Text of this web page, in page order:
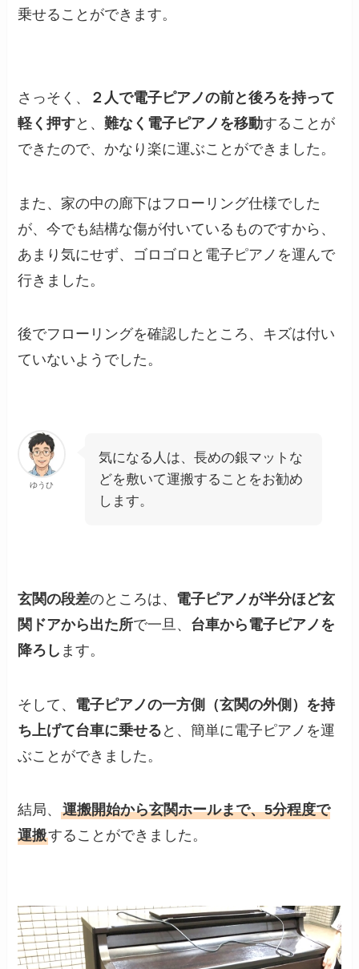
乗せることができます。
さっそく、
２人で電子ピアノの前と後ろを持って
軽く押すと、難なく電子ピアノを移動することが
できたので、かなり楽に運ぶことができました。
また、家の中の廊下はフローリング仕様でした
が、今でも結構な傷が付いているものですから、
あまり気にせず、ゴロゴロと電子ピアノを運んで
行きました。
後でフローリングを確認したところ、キズは付い
ていないようでした。
ゆうひ
気になる人は、長めの銀マットな
どを敷いて運搬することをお勧め
します。
玄関の段差のところは、 電子ピアノが半分ほど玄
関ドアから出た所で一旦、 台車から電子ピアノを
降ろし ます。
そして、 電子ピアノの一方側（玄関の外側）を持
ち上げて台車に乗せる と、簡単に電子ピアノを運
ぶことができました。
結局、運搬開始から玄関ホールまで、5分程度で
運搬することができました。